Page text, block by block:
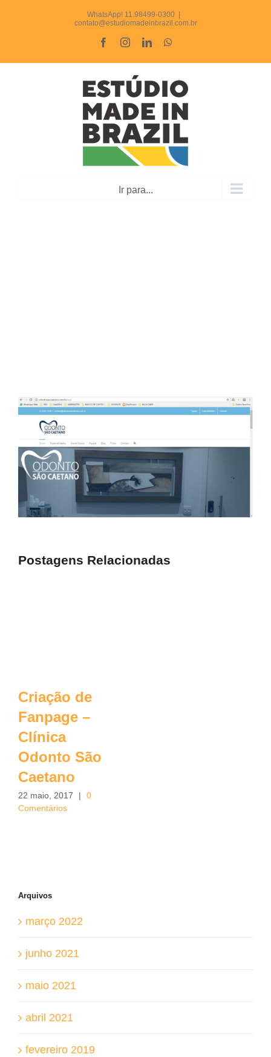
WhatsApp! 11.98499-0300
contato@estudiomadeinbrazil.com.br
FacebookInstagramLinkedIn
Ir para...
Postagens Relacionadas
Criação de
Fanpage –
Clínica
Odonto São
Caetano
22 maio, 2017 |
0
Comentários
Arquivos
março 2022
junho 2021
maio 2021
abril 2021
fevereiro 2019